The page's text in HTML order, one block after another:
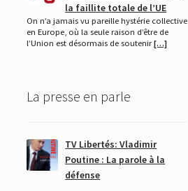
la faillite totale de l’UE
On n’a jamais vu pareille hystérie collective
en Europe, où la seule raison d’être de
l’Union est désormais de soutenir[…]
La presse en parle
TV Libertés: Vladimir
Poutine : La parole à la
défense